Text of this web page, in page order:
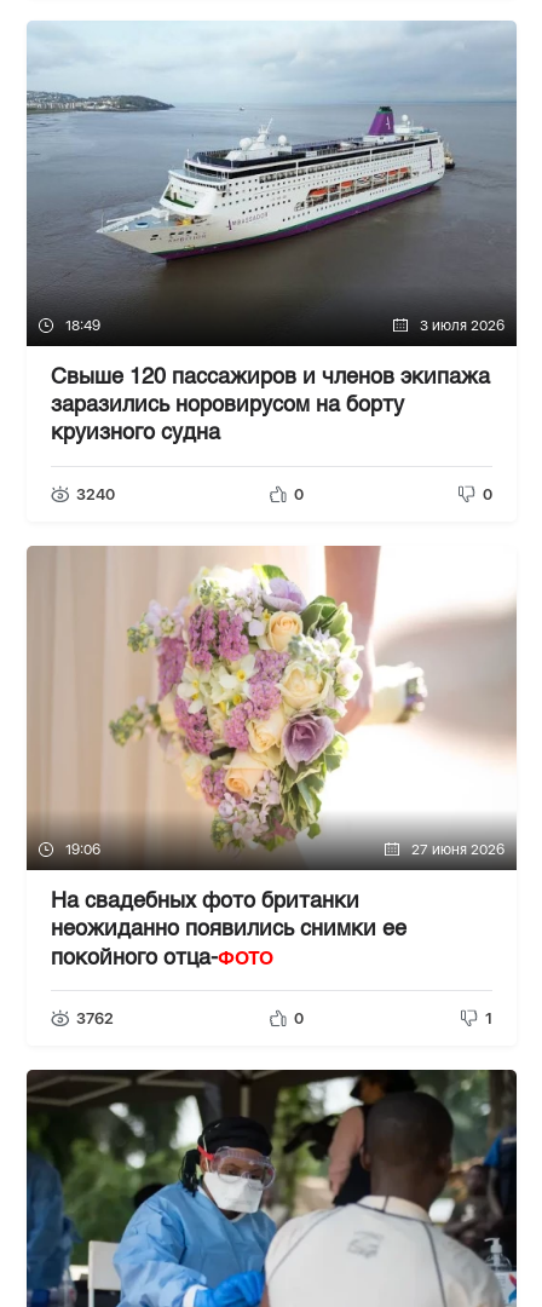
18:49 3 июля 2026
Свыше 120 пассажиров и членов экипажа
заразились норовирусом на борту
круизного судна
3240 0 0
19:06 27 июня 2026
На свадебных фото британки
неожиданно появились снимки ее
покойного отца-ФОТО
3762 0 1